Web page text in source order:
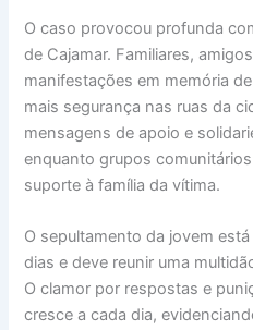
O caso provocou profunda
de Cajamar. Familiares,
manifestações em memória
mais segurança nas ruas da
mensagens de apoio e
enquanto grupos
suporte à família da vítima.
O sepultamento da jovem
dias e deve reunir uma
O clamor por respostas e
cresce a cada dia,